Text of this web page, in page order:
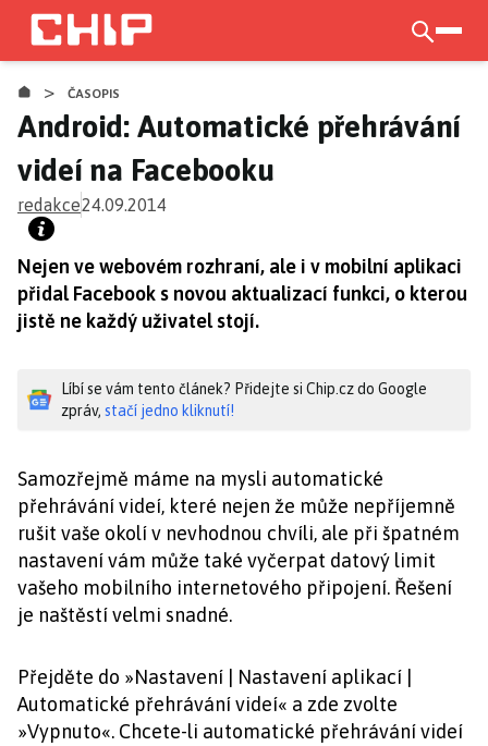
Přejít
hlavnímu
obsahu
> ČASOPIS
Android: Automatické přehrávání
videí na Facebooku
redakce24.09.2014
Nejen ve webovém rozhraní, ale i v mobilní aplikaci
přidal Facebook s novou aktualizací funkci, o kterou
jistě ne každý uživatel stojí.
Líbí se vám tento článek? Přidejte si Chip.cz do Google
zpráv, stačí jedno kliknutí!
Samozřejmě máme na mysli automatické
přehrávání videí, které nejen že může nepříjemně
rušit vaše okolí v nevhodnou chvíli, ale při špatném
nastavení vám může také vyčerpat datový limit
vašeho mobilního internetového připojení. Řešení
je naštěstí velmi snadné.
Přejděte do »Nastavení | Nastavení aplikací |
Automatické přehrávání videí« a zde zvolte
»Vypnuto«. Chcete-li automatické přehrávání videí